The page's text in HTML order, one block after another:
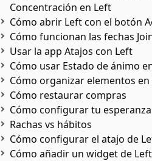
Concentración en Left
Cómo abrir Left con el botón
Cómo funcionan las fechas
Usar la app Atajos con Left
Cómo usar Estado de ánimo
Cómo organizar elementos en
Cómo restaurar compras
Cómo configurar tu
Rachas vs hábitos
Cómo configurar el atajo de
Cómo añadir un widget de